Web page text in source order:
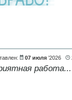
07 июля’2026
работа...